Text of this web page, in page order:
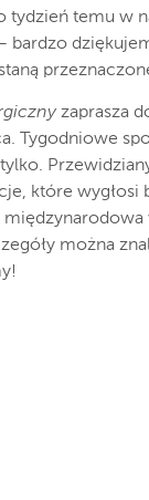
tydzień temu w
bardzo
zaprasza
Tygodniowe
które wygłosi
można